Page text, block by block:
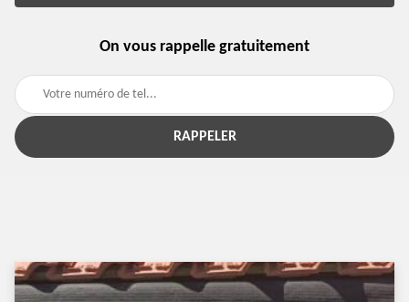
On vous rappelle gratuitement